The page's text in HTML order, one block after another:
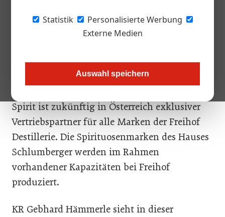
Statistik
Personalisierte Werbung
Externe Medien
Auswahl speichern
Gesellschaftsanteile. Über den Kaufpreis wurde
Stillschweigen vereinbart.
Gleichzeitig wurden langjährige Verträge über
die weitere Zusammenarbeit in Vertrieb und
Spirit ist zukünftig in Österreich exklusiver
Vertriebspartner für alle Marken der Freihof
Destillerie. Die Spirituosenmarken des Hauses
Schlumberger werden im Rahmen
vorhandener Kapazitäten bei Freihof
produziert.
KR Gebhard Hämmerle sieht in dieser